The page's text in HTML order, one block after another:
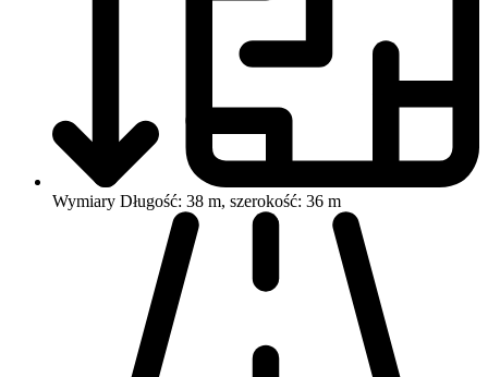
Wymiary Długość: 38 m, szerokość: 36 m